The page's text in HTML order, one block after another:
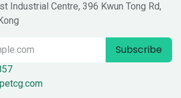
Industrial Centre, 396 Kwun Tong Rd,
Subscribe